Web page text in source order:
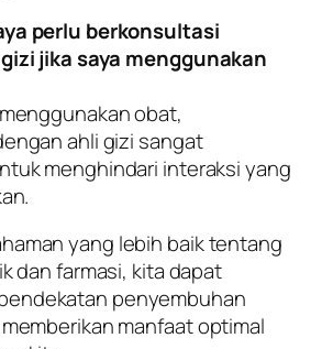
perlu berkonsultasi
jika saya menggunakan
obat,
ahli gizi sangat
menghindari interaksi yang
yang lebih baik tentang
dan farmasi, kita dapat
penyembuhan
manfaat optimal